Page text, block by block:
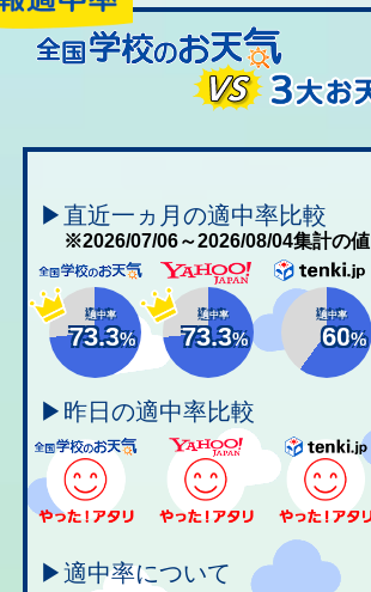
▶直近一ヵ月の適中率比較
※2026/07/06～2026/08/04集計の値
適中率
73.3%
適中率
73.3%
適中率
60%
▶昨日の適中率比較
▶適中率について